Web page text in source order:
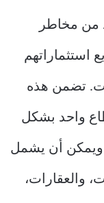
من مخاطر
استثماراتهم
تضمن هذه
واحد بشكل
ويمكن أن يشمل
والعقارات،